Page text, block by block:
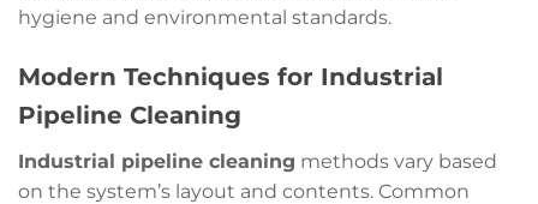
hygiene and environmental standards.
Modern Techniques for Industrial
Pipeline Cleaning
Industrial pipeline cleaning methods vary based
on the system’s layout and contents. Common